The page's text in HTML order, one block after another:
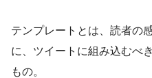
テンプレートとは、読者の
に、ツイートに組み込むべ
もの。